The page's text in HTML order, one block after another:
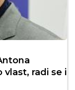
vlast, radi se i